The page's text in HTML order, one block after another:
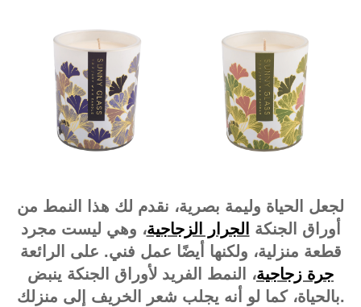
لجعل الحياة وليمة بصرية، نقدم لك هذا النمط من
أوراق الجنكة
الجرار الزجاجية، وهي ليست مجرد
قطعة منزلية، ولكنها أيضًا عمل فني. على الرائعة
جرة زجاجية، النمط الفريد لأوراق الجنكة ينبض
بالحياة، كما لو أنه يجلب شعر الخريف إلى منزلك.